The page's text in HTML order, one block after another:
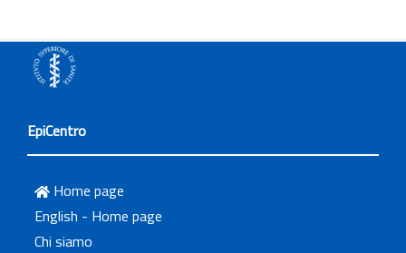
EpiCentro
Home page
English - Home page
Chi siamo